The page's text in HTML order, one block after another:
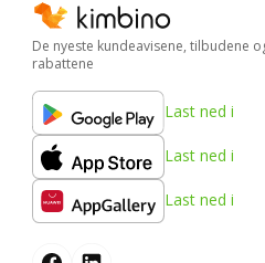
De nyeste kundeavisene, tilbudene
rabattene
Last ned i
Last ned i
Last ned i